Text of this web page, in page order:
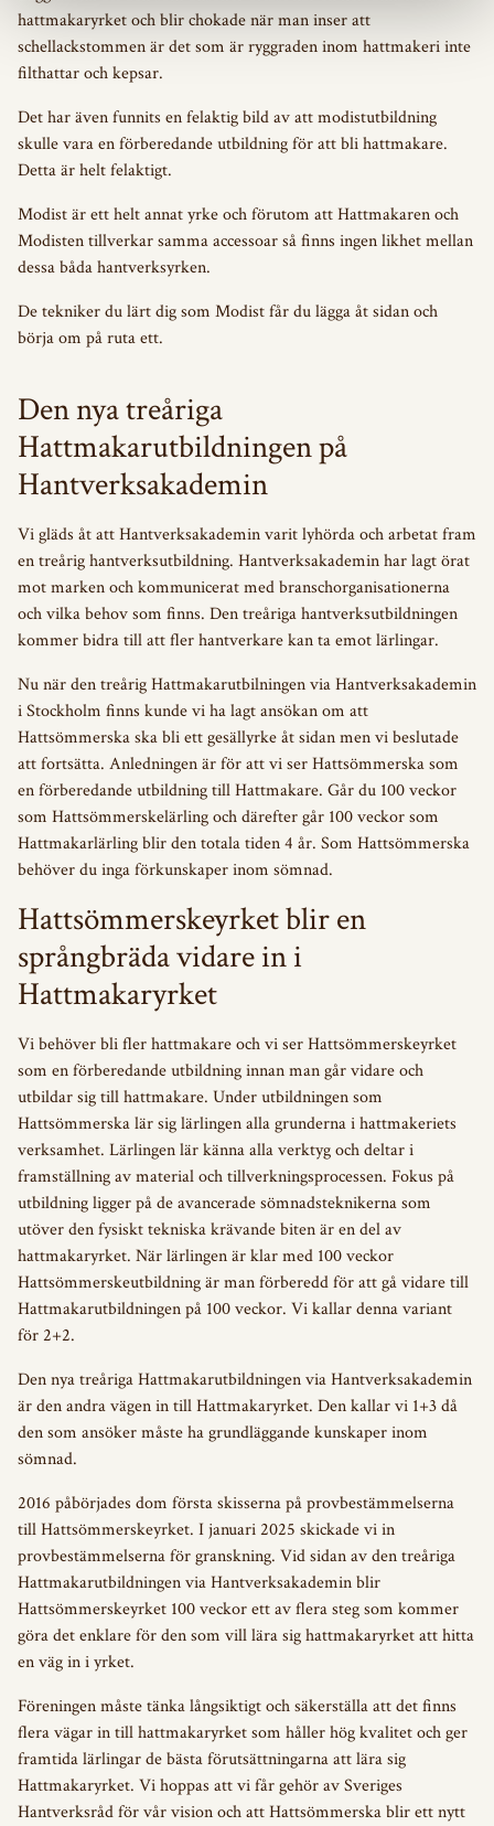
hattmakaryrket och blir chokade när man inser att
schellackstommen är det som är ryggraden inom hattmakeri inte
filthattar och kepsar.
Det har även funnits en felaktig bild av att modistutbildning
skulle vara en förberedande utbildning för att bli hattmakare.
Detta är helt felaktigt.
Modist är ett helt annat yrke och förutom att Hattmakaren och
Modisten tillverkar samma accessoar så finns ingen likhet mellan
dessa båda hantverksyrken.
De tekniker du lärt dig som Modist får du lägga åt sidan och
börja om på ruta ett.
Den nya treåriga
Hattmakarutbildningen på
Hantverksakademin
Vi gläds åt att Hantverksakademin varit lyhörda och arbetat fram
en treårig hantverksutbildning. Hantverksakademin har lagt örat
mot marken och kommunicerat med branschorganisationerna
och vilka behov som finns. Den treåriga hantverksutbildningen
kommer bidra till att fler hantverkare kan ta emot lärlingar.
Nu när den treårig Hattmakarutbilningen via Hantverksakademin
i Stockholm finns kunde vi ha lagt ansökan om att
Hattsömmerska ska bli ett gesällyrke åt sidan men vi beslutade
att fortsätta. Anledningen är för att vi ser Hattsömmerska som
en förberedande utbildning till Hattmakare. Går du 100 veckor
som Hattsömmerskelärling och därefter går 100 veckor som
Hattmakarlärling blir den totala tiden 4 år. Som Hattsömmerska
behöver du inga förkunskaper inom sömnad.
Hattsömmerskeyrket blir en
språngbräda vidare in i
Hattmakaryrket
Vi behöver bli fler hattmakare och vi ser Hattsömmerskeyrket
som en förberedande utbildning innan man går vidare och
utbildar sig till hattmakare. Under utbildningen som
Hattsömmerska lär sig lärlingen alla grunderna i hattmakeriets
verksamhet. Lärlingen lär känna alla verktyg och deltar i
framställning av material och tillverkningsprocessen. Fokus på
utbildning ligger på de avancerade sömnadsteknikerna som
utöver den fysiskt tekniska krävande biten är en del av
hattmakaryrket. När lärlingen är klar med 100 veckor
Hattsömmerskeutbildning är man förberedd för att gå vidare till
Hattmakarutbildningen på 100 veckor. Vi kallar denna variant
för 2+2.
Den nya treåriga Hattmakarutbildningen via Hantverksakademin
är den andra vägen in till Hattmakaryrket. Den kallar vi 1+3 då
den som ansöker måste ha grundläggande kunskaper inom
sömnad.
2016 påbörjades dom första skisserna på provbestämmelserna
till Hattsömmerskeyrket. I januari 2025 skickade vi in
provbestämmelserna för granskning. Vid sidan av den treåriga
Hattmakarutbildningen via Hantverksakademin blir
Hattsömmerskeyrket 100 veckor ett av flera steg som kommer
göra det enklare för den som vill lära sig hattmakaryrket att hitta
en väg in i yrket.
Föreningen måste tänka långsiktigt och säkerställa att det finns
flera vägar in till hattmakaryrket som håller hög kvalitet och ger
framtida lärlingar de bästa förutsättningarna att lära sig
Hattmakaryrket. Vi hoppas att vi får gehör av Sveriges
Hantverksråd för vår vision och att Hattsömmerska blir ett nytt